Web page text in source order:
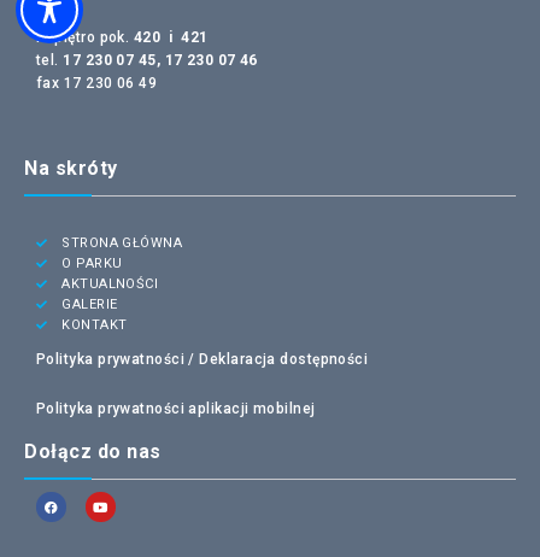
IV piętro pok. 420 i 421
tel. 17 230 07 45, 17 230 07 46
fax 17 230 06 49
Na skróty
STRONA GŁÓWNA
O PARKU
AKTUALNOŚCI
GALERIE
KONTAKT
Polityka prywatności /Deklaracja dostępności
Polityka prywatności aplikacji mobilnej
Dołącz do nas